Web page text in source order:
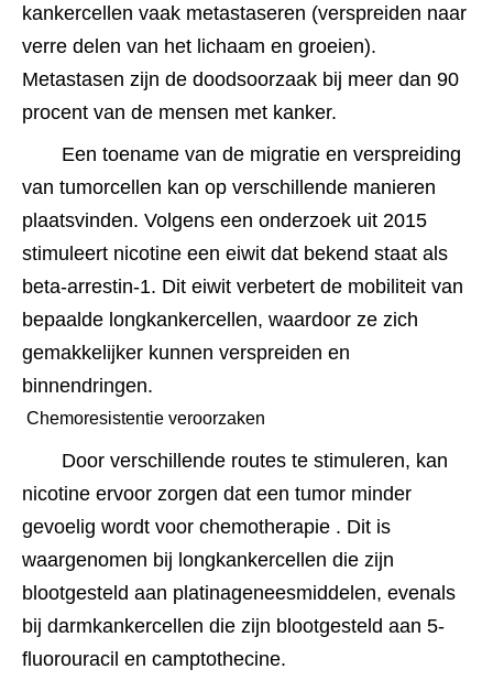
kankercellen vaak metastaseren (verspreiden naar
verre delen van het lichaam en groeien).
Metastasen zijn de doodsoorzaak bij meer dan 90
procent van de mensen met kanker.﻿﻿﻿
Een toename van de migratie en verspreiding
van tumorcellen kan op verschillende manieren
plaatsvinden. Volgens een onderzoek uit 2015
stimuleert nicotine een eiwit dat bekend staat als
beta-arrestin-1. Dit eiwit verbetert de mobiliteit van
bepaalde longkankercellen, waardoor ze zich
gemakkelijker kunnen verspreiden en
binnendringen.﻿﻿﻿
Chemoresistentie veroorzaken
Door verschillende routes te stimuleren, kan
nicotine ervoor zorgen dat een tumor minder
gevoelig wordt voor chemotherapie . Dit is
waargenomen bij longkankercellen die zijn
blootgesteld aan platinageneesmiddelen, evenals
bij darmkankercellen die zijn blootgesteld aan 5-
fluorouracil en camptothecine.﻿﻿﻿